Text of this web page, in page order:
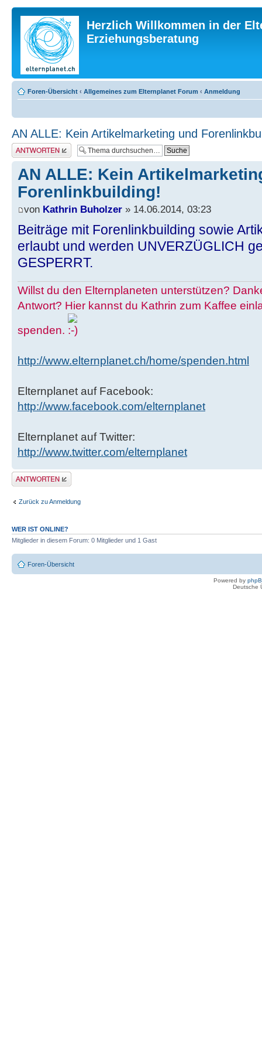
Herzlich Willkommen in der
Erziehungsberatung
Foren-Übersicht ‹ Allgemeines zum Elternplanet Forum ‹ Anmeldung
AN ALLE: Kein Artikelmarketing und
Antwort erstellen
AN ALLE: Kein
Forenlinkbuilding!
von Kathrin Buholzer » 14.06.2014, 03:23
Beiträge mit Forenlinkbuilding sowie
erlaubt und werden UNVERZÜGLICH
GESPERRT.
Willst du den Elternplaneten unterstützen?
Antwort? Hier kannst du Kathrin zum Kaffee
spenden.
http://www.elternplanet.ch/home/spenden.html
Elternplanet auf Facebook:
http://www.facebook.com/elternplanet
Elternplanet auf Twitter:
http://www.twitter.com/elternplanet
Antwort erstellen
Zurück zu Anmeldung
WER IST ONLINE?
Mitglieder in diesem Forum: 0 Mitglieder und 1 Gast
Foren-Übersicht
Powered by
Deutsche